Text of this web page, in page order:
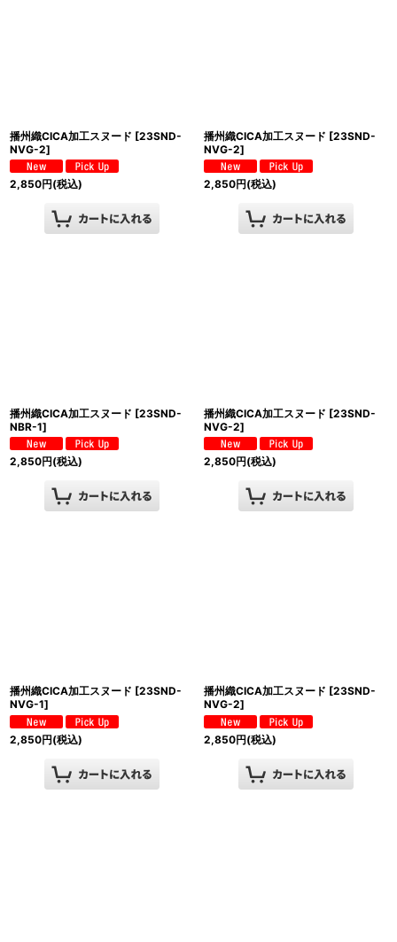
播州織CICA加工スヌード [23SND-
NVG-2]
2,850円(税込)
播州織CICA加工スヌード [23SND-
NVG-2]
2,850円(税込)
播州織CICA加工スヌード [23SND-
NBR-1]
2,850円(税込)
播州織CICA加工スヌード [23SND-
NVG-2]
2,850円(税込)
播州織CICA加工スヌード [23SND-
NVG-1]
2,850円(税込)
播州織CICA加工スヌード [23SND-
NVG-2]
2,850円(税込)